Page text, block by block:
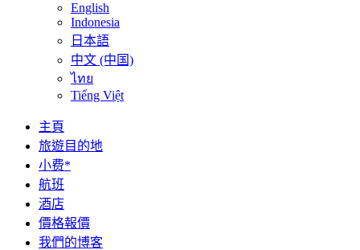
English
Indonesia
日本語
中文 (中国)
ไทย
Tiếng Việt
主頁
旅遊目的地
小费*
航班
酒店
價格報價
我們的博客